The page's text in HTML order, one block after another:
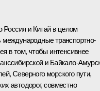
Россия и Китай в целом
международные транспортно-
в том, чтобы интенсивнее
и Байкало-
Северного морского пути,
автодорог, совместно